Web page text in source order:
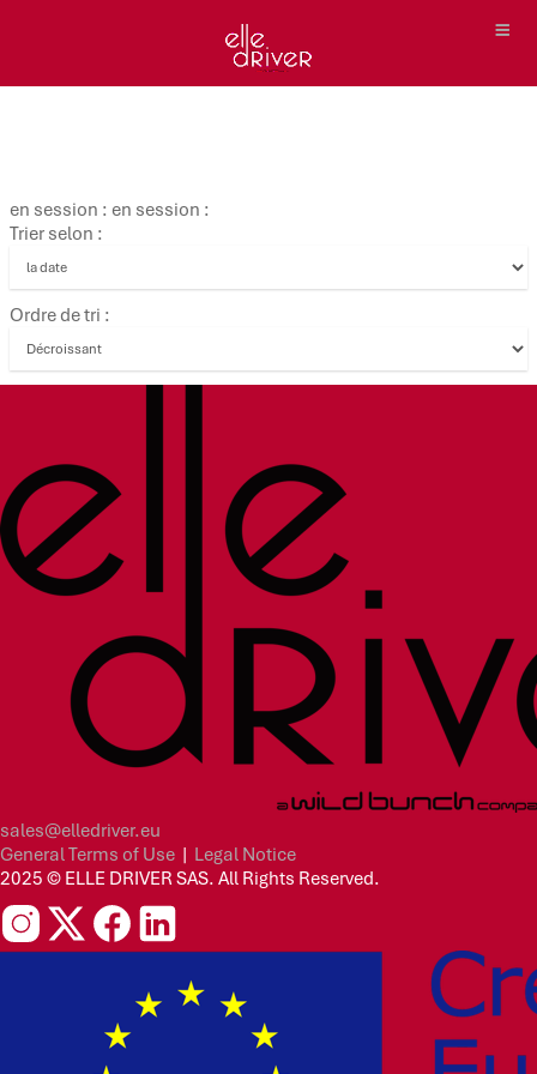
en session : en session :
Trier selon :
Ordre de tri :
sales@elledriver.eu
General Terms of Use | Legal Notice
2025 © ELLE DRIVER SAS. All Rights Reserved.